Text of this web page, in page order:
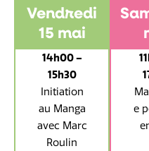
Vendredi
15 mai
14h00 –
15h30
Initiation
au Manga
avec Marc
Roulin
e